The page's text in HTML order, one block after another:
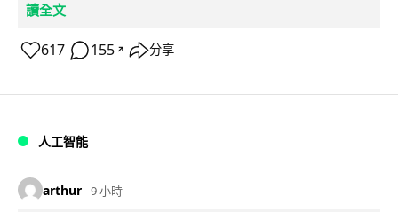
讀全文
617 155 ↗ 分享
人工智能
arthur 9 小時